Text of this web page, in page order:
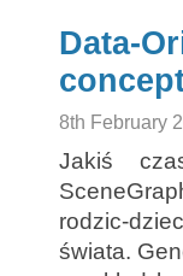
Data-
8th February
Jakiś
rodzic-
świata.